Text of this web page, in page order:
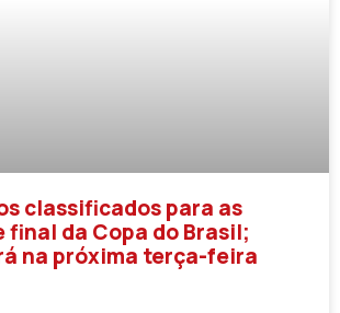
classificados para as
final da Copa do Brasil;
na próxima terça-feira